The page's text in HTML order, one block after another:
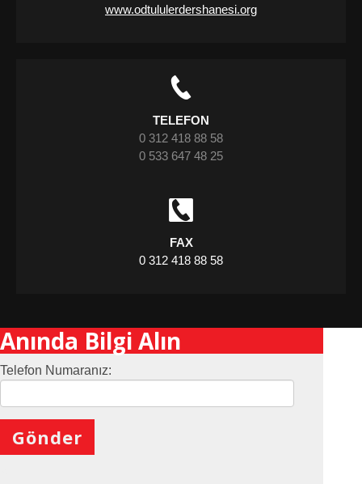
www.odtululerdershanesi.org
TELEFON
0 312 418 88 58
0 533 647 48 25
FAX
0 312 418 88 58
Anında Bilgi Alın
Telefon Numaranız: